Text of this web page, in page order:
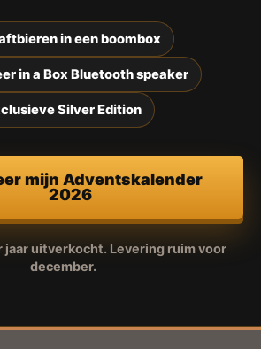
in een boombox
in a Box Bluetooth speaker
Silver Edition
mijn Adventskalender
2026
jaar uitverkocht. Levering ruim voor
december.